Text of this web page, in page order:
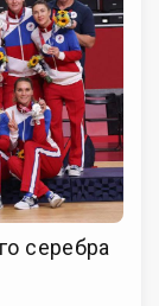
серебра